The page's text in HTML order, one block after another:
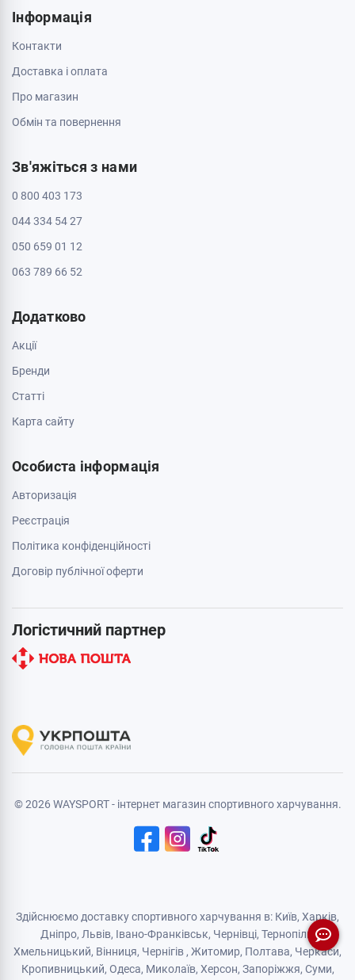
Інформація
Контакти
Доставка і оплата
Про магазин
Обмін та повернення
Зв'яжіться з нами
0 800 403 173
044 334 54 27
050 659 01 12
063 789 66 52
Додатково
Акції
Бренди
Cтатті
Карта сайту
Особиста інформація
Авторизація
Реєстрація
Політика конфіденційності
Договір публічної оферти
Логістичний партнер
© 2026 WAYSPORT - інтернет магазин спортивного харчування.
Здійснюємо доставку спортивного харчування в: Київ, Харків,
Дніпро, Львів, Івано-Франківськ, Чернівці, Тернопіль
Хмельницький, Вінниця, Чернігів , Житомир, Полтава, Черкаси,
Кропивницький, Одеса, Миколаїв, Херсон, Запоріжжя, Суми,